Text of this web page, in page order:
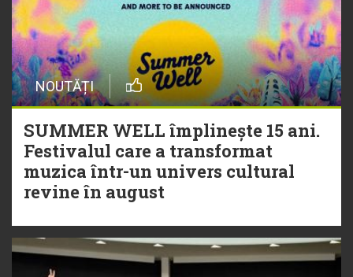
NOUTĂȚI
SUMMER WELL împlinește 15 ani.
Festivalul care a transformat
muzica într-un univers cultural
revine în august